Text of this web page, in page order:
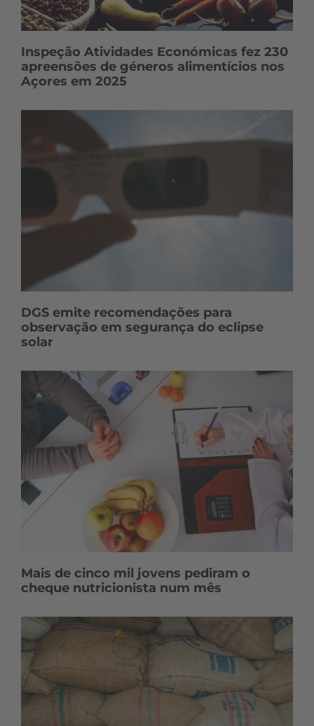
Inspeção Atividades Económicas fez 230
apreensões de géneros alimentícios nos
Açores em 2025
DGS emite recomendações para
observação em segurança do eclipse
solar
Mais de cinco mil jovens pediram o
cheque nutricionista num mês